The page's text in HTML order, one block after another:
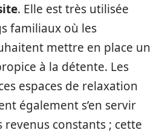
. Elle est très utilisée
familiaux où les
mettre en place un
à la détente. Les
espaces de relaxation
également s’en servir
constants ; cette